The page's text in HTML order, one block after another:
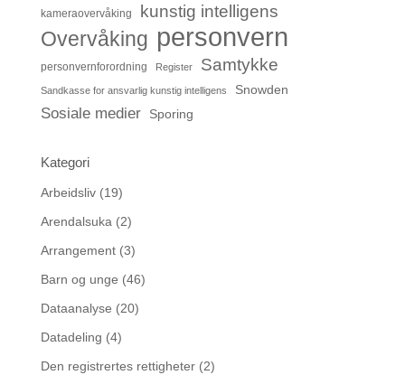
kameraovervåking kunstig intelligens
Overvåking personvern
personvernforordning Register Samtykke
Sandkasse for ansvarlig kunstig intelligens Snowden
Sosiale medier Sporing
Kategori
Arbeidsliv(19)
Arendalsuka (2)
Arrangement(3)
Barn og unge (46)
Dataanalyse (20)
Datadeling (4)
Den registrertes rettigheter(2)